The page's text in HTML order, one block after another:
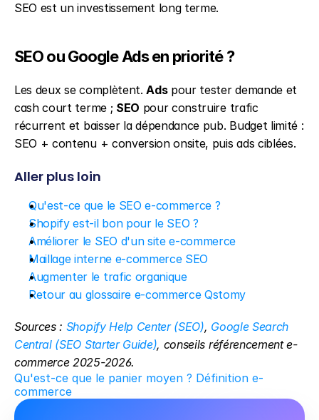
SEO est un investissement long terme.
SEO ou Google Ads en priorité ?
Les deux se complètent. Ads pour tester demande et
cash court terme ; SEO pour construire trafic
récurrent et baisser la dépendance pub. Budget limité :
SEO + contenu + conversion onsite, puis ads ciblées.
Aller plus loin
Qu'est-ce que le SEO e-commerce ?
Shopify est-il bon pour le SEO ?
Améliorer le SEO d'un site e-commerce
Maillage interne e-commerce SEO
Augmenter le trafic organique
Retour au glossaire e-commerce Qstomy
Sources : Shopify Help Center (SEO), Google Search
Central (SEO Starter Guide), conseils référencement e-
commerce 2025-2026.
Qu'est-ce que le panier moyen ? Définition e-
commerce